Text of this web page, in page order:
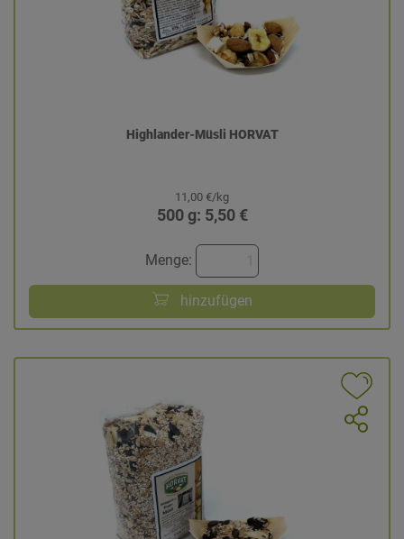
Highlander-Müsli HORVAT
11,00 €/kg
500 g: 5,50 €
Menge:
hinzufügen